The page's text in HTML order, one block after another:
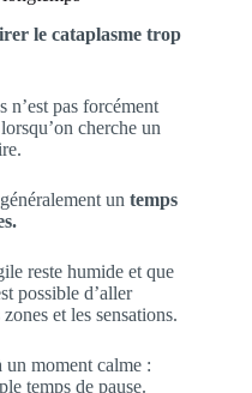
le cataplasme trop
n’est pas forcément
lorsqu’on cherche un
un temps
reste humide et que
possible d’aller
et les sensations.
un moment calme :
temps de pause.